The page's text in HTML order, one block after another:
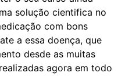
solução cientifica no
com bons
a essa doença, que
desde as muitas
agora em todo